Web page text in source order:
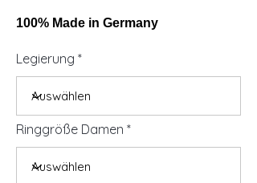
100% Made in Germany
Legierung
Ringgröße Damen